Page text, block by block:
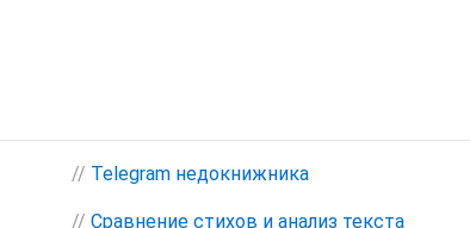
// Telegram недокнижника
// Сравнение стихов и анализ текста